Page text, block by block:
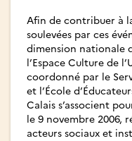
Afin de contribuer à
soulevées par ces
dimension nationale
l’Espace Culture de
coordonné par le
et l’École
Calais s’associent
le 9 novembre 2006,
acteurs sociaux et